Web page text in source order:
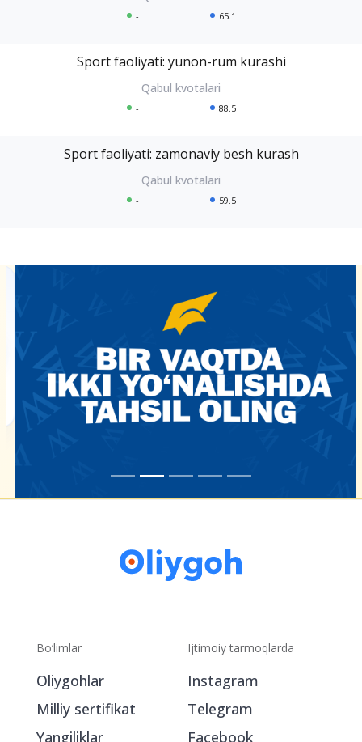
- 65.1
Sport faoliyati: yunon-rum kurashi
- 88.5
Sport faoliyati: zamonaviy besh kurash
- 59.5
Bo‘limlar
Oliygohlar
Milliy sertifikat
Yangiliklar
Ijtimoiy tarmoqlarda
Instagram
Telegram
Facebook